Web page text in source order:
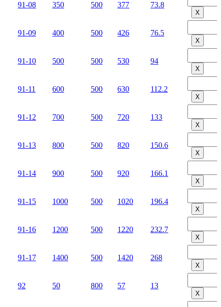
91-08 350 500 377 73.8
Х
91-09 400 500 426 76.5
Х
91-10 500 500 530 94
Х
91-11 600 500 630 112.2
Х
91-12 700 500 720 133
Х
91-13 800 500 820 150.6
Х
91-14 900 500 920 166.1
Х
91-15 1000 500 1020 196.4
Х
91-16 1200 500 1220 232.7
Х
91-17 1400 500 1420 268
Х
92 50 800 57 13
Х